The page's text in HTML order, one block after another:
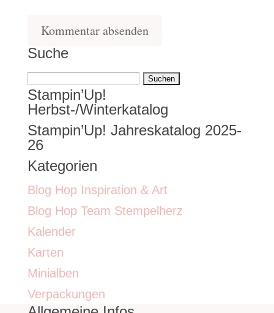
Suche
Suchen
nach:
Stampin’Up!
Herbst-/Winterkatalog
Stampin’Up! Jahreskatalog 2025-
26
Kategorien
Blog Hop Inspiration & Art
Blog Hop Team Stempelherz
Kalender
Karten
Minialben
Verpackungen